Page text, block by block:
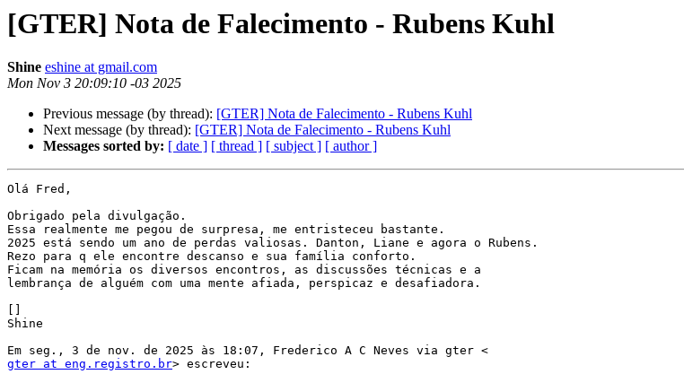
[GTER] Nota de Falecimento - Rubens Kuhl
Shine eshine at gmail.com
Mon Nov 3 20:09:10 -03 2025
Previous message (by thread): [GTER] Nota de Falecimento - Rubens Kuhl
Next message (by thread): [GTER] Nota de Falecimento - Rubens Kuhl
Messages sorted by: [ date ] [ thread ] [ subject ] [ author ]
Olá Fred,
Obrigado pela divulgação.
Essa realmente me pegou de surpresa, me entristeceu bastante.
2025 está sendo um ano de perdas valiosas. Danton, Liane e agora o Rubens.
Rezo para q ele encontre descanso e sua família conforto.
Ficam na memória os diversos encontros, as discussões técnicas e a
lembrança de alguém com uma mente afiada, perspicaz e desafiadora.
Shine
gter at eng.registro.br> escreveu: